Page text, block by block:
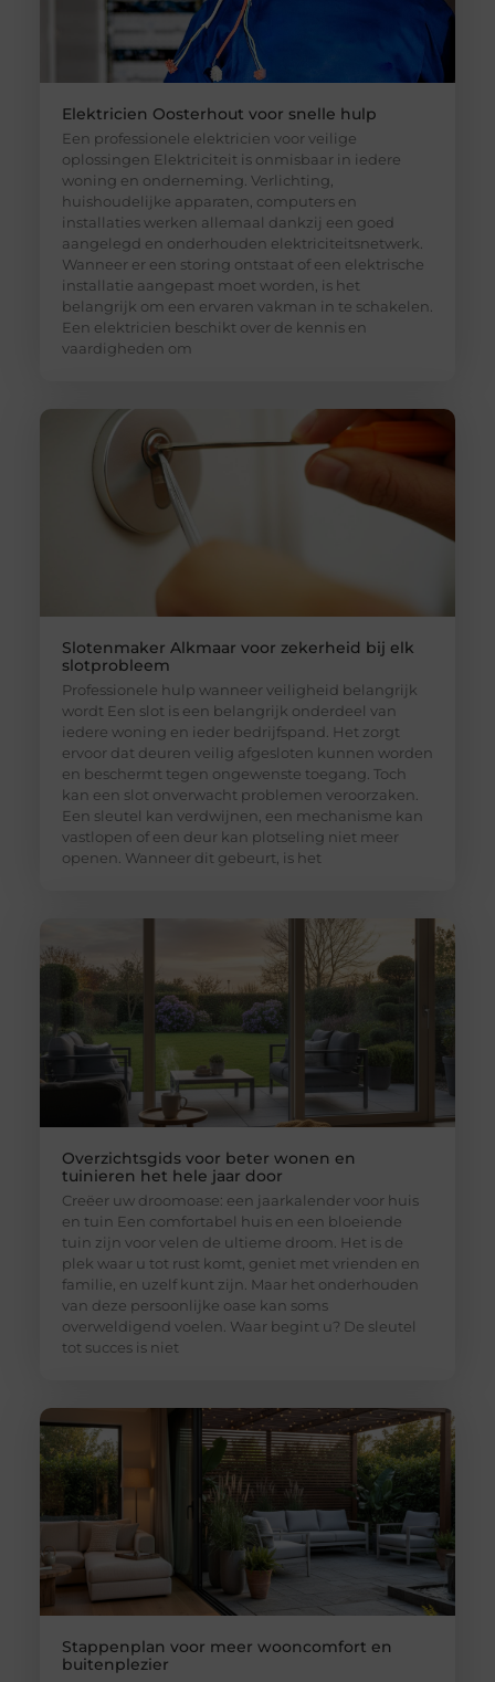
Elektricien Oosterhout voor snelle hulp
Een professionele elektricien voor veilige
oplossingen Elektriciteit is onmisbaar in iedere
woning en onderneming. Verlichting,
huishoudelijke apparaten, computers en
installaties werken allemaal dankzij een goed
aangelegd en onderhouden elektriciteitsnetwerk.
Wanneer er een storing ontstaat of een elektrische
installatie aangepast moet worden, is het
belangrijk om een ervaren vakman in te schakelen.
Een elektricien beschikt over de kennis en
vaardigheden om
Slotenmaker Alkmaar voor zekerheid bij elk
slotprobleem
Professionele hulp wanneer veiligheid belangrijk
wordt Een slot is een belangrijk onderdeel van
iedere woning en ieder bedrijfspand. Het zorgt
ervoor dat deuren veilig afgesloten kunnen worden
en beschermt tegen ongewenste toegang. Toch
kan een slot onverwacht problemen veroorzaken.
Een sleutel kan verdwijnen, een mechanisme kan
vastlopen of een deur kan plotseling niet meer
openen. Wanneer dit gebeurt, is het
Overzichtsgids voor beter wonen en
tuinieren het hele jaar door
Creëer uw droomoase: een jaarkalender voor huis
en tuin Een comfortabel huis en een bloeiende
tuin zijn voor velen de ultieme droom. Het is de
plek waar u tot rust komt, geniet met vrienden en
familie, en uzelf kunt zijn. Maar het onderhouden
van deze persoonlijke oase kan soms
overweldigend voelen. Waar begint u? De sleutel
tot succes is niet
Stappenplan voor meer wooncomfort en
buitenplezier